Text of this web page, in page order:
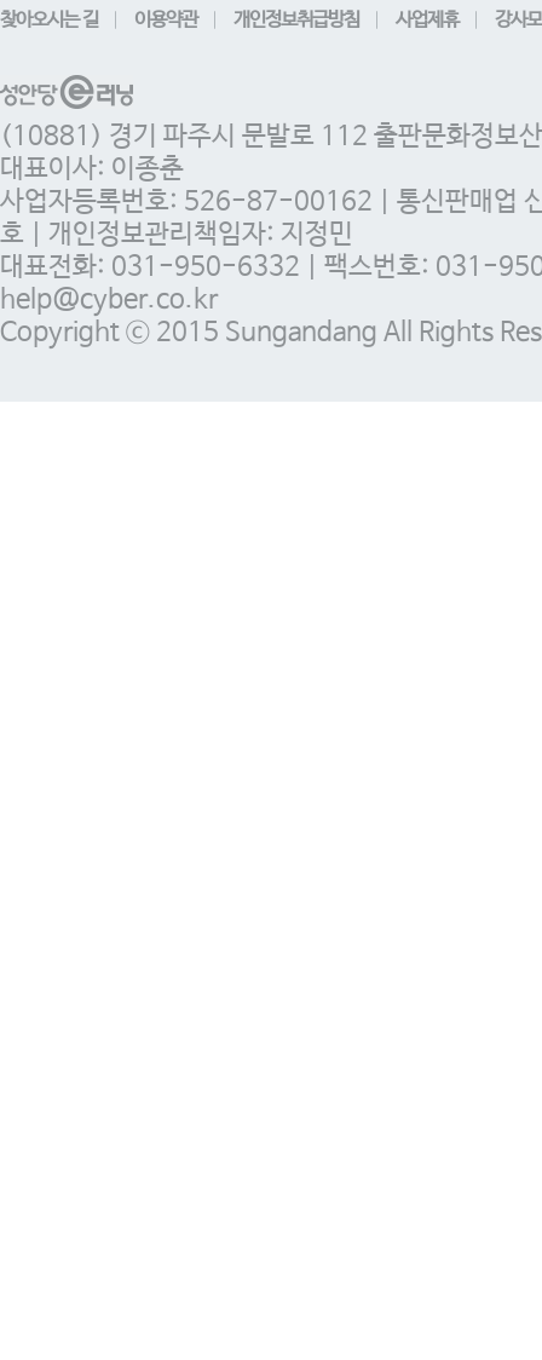
찾아오시는 길 이용약관 개인정보취급방침 사업제휴 강사
(10881) 경기 파주시 문발로 112 출판문화정보
대표이사: 이종춘
사업자등록번호: 526-87-00162 | 통신판매업
호 | 개인정보관리책임자: 지정민
대표전화: 031-950-6332 | 팩스번호: 031-
help@cyber.co.kr
Copyright ⓒ 2015 Sungandang All Rights